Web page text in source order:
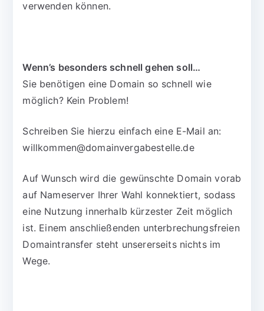
verwenden können.
Wenn’s besonders schnell gehen soll…
Sie benötigen eine Domain so schnell wie
möglich? Kein Problem!
Schreiben Sie hierzu einfach eine E-Mail an:
willkommen@domainvergabestelle.de
Auf Wunsch wird die gewünschte Domain vorab
auf Nameserver Ihrer Wahl konnektiert, sodass
eine Nutzung innerhalb kürzester Zeit möglich
ist. Einem anschließenden unterbrechungsfreien
Domaintransfer steht unsererseits nichts im
Wege.